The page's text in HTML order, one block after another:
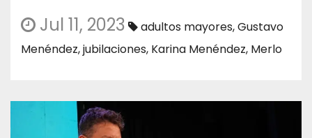
Jul 11, 2023 adultos mayores,Gustavo
Menéndez,jubilaciones, Karina Menéndez, Merlo